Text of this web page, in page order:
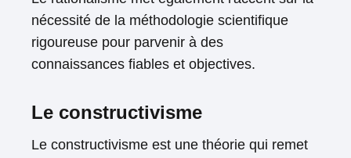
nécessité de la méthodologie scientifique
rigoureuse pour parvenir à des
connaissances fiables et objectives.
Le constructivisme
Le constructivisme est une théorie qui remet